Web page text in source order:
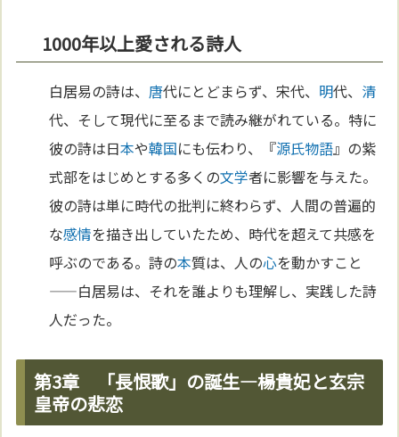
1000年以上愛される詩人
白居易の詩は、 唐代にとどまらず、宋代、 明代、 清
代、そして現代に至るまで読み継がれている。特に
彼の詩は日本や韓国にも伝わり、『源氏物語』の紫
式部をはじめとする多くの文学者に影響を与えた。
彼の詩は単に時代の批判に終わらず、人間の普遍的
な感情を描き出していたため、時代を超えて共感を
呼ぶのである。詩の本質は、人の心を動かすこと
——白居易は、それを誰よりも理解し、実践した詩
人だった。
第3章 「長恨歌」の誕生—楊貴妃と玄宗
皇帝の悲恋